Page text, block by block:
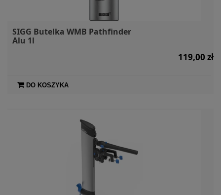
SIGG Butelka WMB Pathfinder
Alu 1l
119,00 zł
DO KOSZYKA